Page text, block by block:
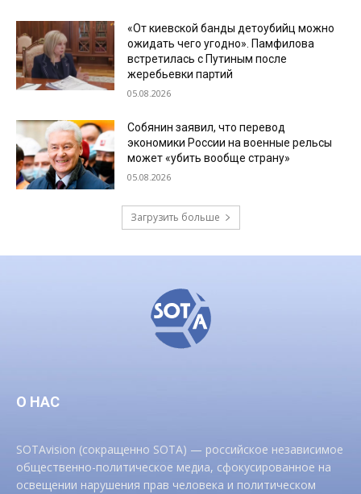
«От киевской банды детоубийц можно
ожидать чего угодно». Памфилова
встретилась с Путиным после
жеребьевки партий
05.08.2026
Собянин заявил, что перевод
экономики России на военные рельсы
может «убить вообще страну»
05.08.2026
Загрузить больше
О НАС
SOTAvision (сокращенно SOTA) — российское независимое
общественно-политическое медиа, сфокусированное на
освещении нарушения прав человека и политическом